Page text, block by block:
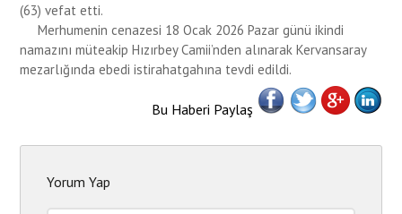
(63) vefat etti.
Merhumenin cenazesi 18 Ocak 2026 Pazar günü ikindi
namazını müteakip Hızırbey Camii’nden alınarak Kervansaray
mezarlığında ebedi istirahatgahına tevdi edildi.
Bu Haberi Paylaş
Yorum Yap